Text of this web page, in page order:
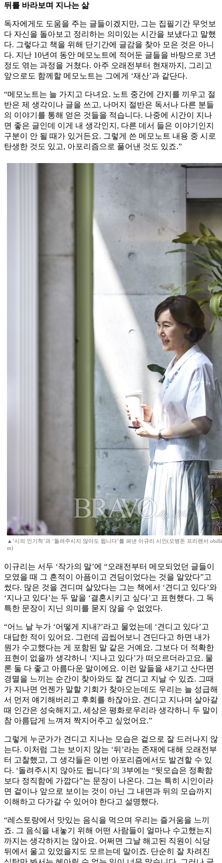
뒤를 바라보며 지나는 삶
독자에게도 도움을 주는 글들이겠지만, 그는 집필기간 무엇보
다 자신을 돌아보고 정리하는 의미있는 시간을 보냈다고 말했
다. 그렇다고 책을 위해 단기간에 글감을 찾아 모은 것은 아니
다. 지난 10년여 동안 메모노트에 적어둔 글들을 바탕으로 3년
정도 엮는 과정을 거쳤다. 아주 오래전부터 현재까지, 그리고
앞으로도 함께할 메모노트는 그에게 ‘재산’과 같단다.
“메모노트는 늘 가지고 다녀요. 노트 중간에 간지를 끼우고 절
반은 제 생각이나 글을 쓰고, 나머지 절반은 독서나 다른 분들
의 이야기를 통해 얻은 것들을 적습니다. 나중에 시간이 지나
면 좋은 글인데 이게 내 생각인지, 다른 데서 들은 이야기인지
구분이 안 될 때가 있거든요. 그렇게 쓴 메모노트 내용 중 시로
탄생한 것도 있고, 아포리즘으로 풀어낸 것도 있죠.”
▲‘시의 인기척’과 ‘돌려주시지 않아도 됩니다’를 펴낸 이규리 시인(오병돈 프리랜서
m)
이규리는 서두 ‘작가의 말’에 “오래전부터 메모되었던 글들이
모였을 때 그 흔적이 아픔이고 견딤이었다는 것을 알았다”고
썼다. 많은 것을 견디며 살았다는 그는 책에서 ‘견디고 있다’와
‘지나고 있다’는 두 말을 ‘결혼시키고 싶다’고 표현했다. 그 독
특한 문장이 지닌 의미를 묻지 않을 수 없었다.
“어느 날 누가 ‘어떻게 지내?’라고 물었는데 ‘견디고 있다’고
대답한 적이 있어요. 그런데 곱씹어보니 견딘다고 하면 내가
뭔가 수고했다는 게 포함된 말 같은 거예요. 그보다 더 적확한
표현이 없을까 생각하니 ‘지나고 있다’가 떠오르더라고요. 물
론 둘 다 좋고 아름다운 말이에요. 이런 말들을 새기고 산다면
경멸을 느끼는 순간이 찾아와도 잘 견디고 지날 수 있죠. 그때
가 지나면 언젠가 말할 기회가 찾아오는데도 우리는 늘 성급해
서 먼저 얘기해버리고 후회를 하잖아요. 견디고 지나며 살아갈
때 인간은 성숙해지고, 세상은 평화로우리라 생각하니 두 말이
참 아름답게 느껴져 짝지어주고 싶었어요.”
그렇게 누군가가 견디고 지나는 모습은 겉으로 잘 드러나지 않
는다. 이처럼 그는 보이지 않는 ‘뒤’라는 존재에 대해 오래전부
터 고찰했고, 그 생각들은 이번 아포리즘에서도 발견할 수 있
다. ‘돌려주시지 않아도 됩니다’의 3부에는 “뒷모습은 정확함
보다 정직함에 가깝다”는 문장이 나온다. 그는 특히 시인이라
면 겉이나 앞으로 보이는 것이 아닌 그 내면과 뒤의 모습까지
이해하고 다가갈 수 있어야 한다고 설명했다.
“레스토랑에서 맛있는 음식을 먹으며 우리는 즐거움을 느끼
죠. 그 음식을 내놓기 위해 어떤 사람들이 얼마나 수고했는지
까지는 생각하지는 않아요. 어쩌면 그날 해고된 직원이 식당
뒤에서 울고 있었을지도 모르는데 말이죠. 단순히 잘 차려진